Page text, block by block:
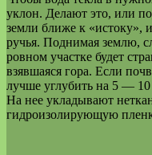
уклон. Делают это, или
земли ближе к «истоку»,
ручья. Поднимая землю,
ровном участке будет
взявшаяся гора. Если
лучше углубить на 5 —
На нее укладывают
гидроизолирующую